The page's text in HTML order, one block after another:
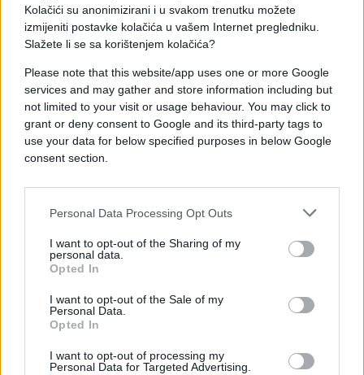
Kolačići su anonimizirani i u svakom trenutku možete
izmijeniti postavke kolačića u vašem Internet pregledniku.
Slažete li se sa korištenjem kolačića?
Please note that this website/app uses one or more Google
services and may gather and store information including but
not limited to your visit or usage behaviour. You may click to
grant or deny consent to Google and its third-party tags to
use your data for below specified purposes in below Google
consent section.
Personal Data Processing Opt Outs
I want to opt-out of the Sharing of my
personal data.
Opted In
I want to opt-out of the Sale of my
Personal Data.
Opted In
I want to opt-out of processing my
Personal Data for Targeted Advertising.
ISTRAŽIVANJE POKAZALO: Alkohol starijima
produžava život!
CRNA HRONIKA
25.07.17. 18:06